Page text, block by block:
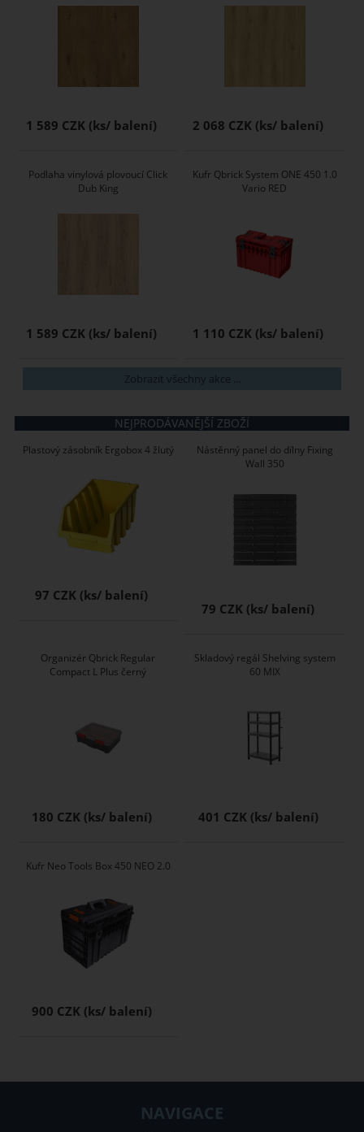
1 589 CZK 2 068 CZK
Podlaha vinylová plovoucí Click
Dub King
1 589 CZK
Kufr Qbrick System ONE 450 1.0
Vario RED
1 110 CZK
Zobrazit všechny akce ...
NEJPRODÁVANĚJŠÍ ZBOŽÍ
Plastový zásobník Ergobox 4 žlutý
97 CZK
Nástěnný panel do dílny Fixing
Wall 350
79 CZK
Organizér Qbrick Regular
Compact L Plus černý
180 CZK
Skladový regál Shelving system
60 MIX
401 CZK
Kufr Neo Tools Box 450 NEO 2.0
900 CZK
NAVIGACE